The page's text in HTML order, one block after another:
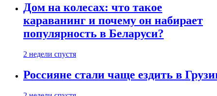
Дом на колесах: что такое
караванинг и почему он набирает
популярность в Беларуси?
2 недели спустя
Россияне стали чаще ездить в